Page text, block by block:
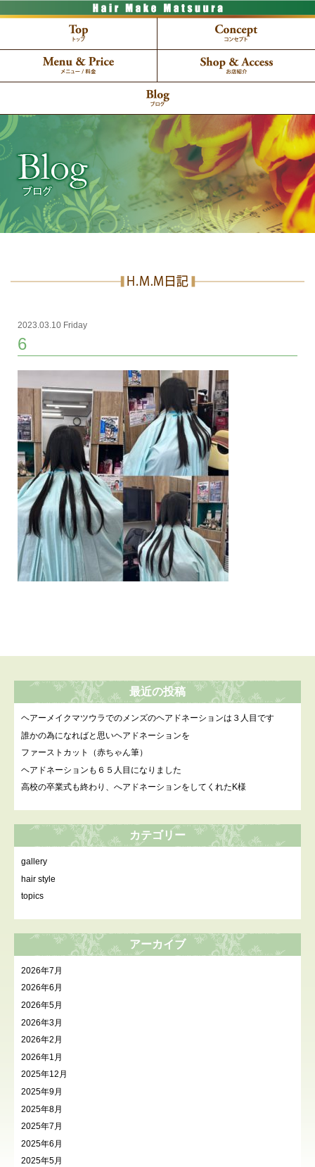
2023.03.10 Friday
6
最近の投稿
ヘアーメイクマツウラでのメンズのヘアドネーションは３人目です
誰かの為になればと思いヘアドネーションを
ファーストカット（赤ちゃん筆）
ヘアドネーションも６５人目になりました
高校の卒業式も終わり、へアドネーションをしてくれたK様
カテゴリー
gallery
hair style
topics
アーカイブ
2026年7月
2026年6月
2026年5月
2026年3月
2026年2月
2026年1月
2025年12月
2025年9月
2025年8月
2025年7月
2025年6月
2025年5月